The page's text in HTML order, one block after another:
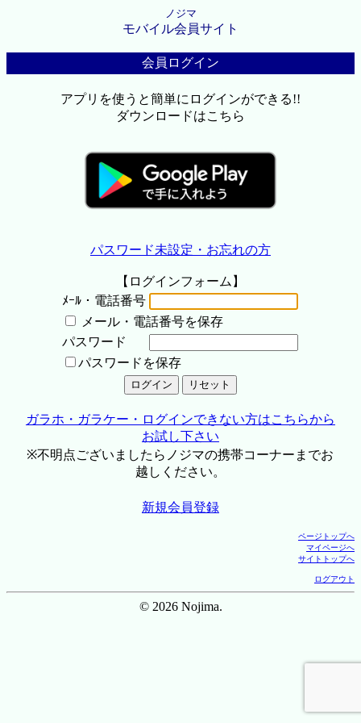
ノジマ
モバイル会員サイト
会員ログイン
アプリを使うと簡単にログインができる!!
ダウンロードはこちら
パスワード未設定・お忘れの方
【ログインフォーム】
ﾒｰﾙ・電話番号
メール・電話番号を保存
パスワード
パスワードを保存
ガラホ・ガラケー・ログインできない方はこちらから
お試し下さい
※不明点ございましたらノジマの携帯コーナーまでお
越しください。
新規会員登録
ページトップへ
マイページへ
サイトトップへ
ログアウト
© 2026 Nojima.